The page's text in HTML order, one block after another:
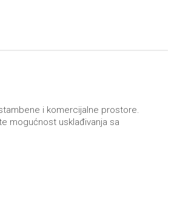
i komercijalne prostore.
mogućnost usklađivanja sa